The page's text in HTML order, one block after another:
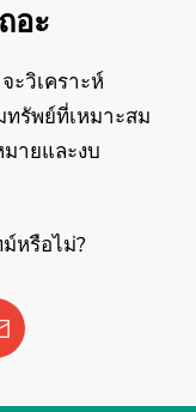
อะ
ะวิเคราะห์
รัพย์ที่เหมาะสม
ายและงบ
หรือไม่?